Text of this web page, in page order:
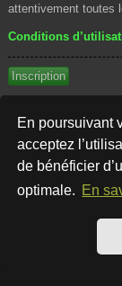
En poursuivant
acceptez
de bénéficier
optimale. En
attentivement toutes
Conditions
Inscription
Accueil du forum